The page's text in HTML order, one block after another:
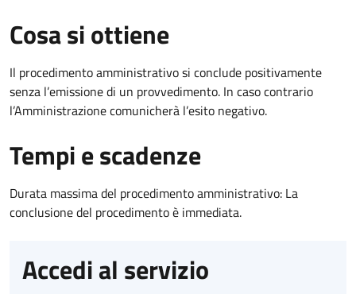
Cosa si ottiene
Il procedimento amministrativo si conclude positivamente
senza l’emissione di un provvedimento. In caso contrario
l’Amministrazione comunicherà l’esito negativo.
Tempi e scadenze
Durata massima del procedimento amministrativo: La
conclusione del procedimento è immediata.
Accedi al servizio